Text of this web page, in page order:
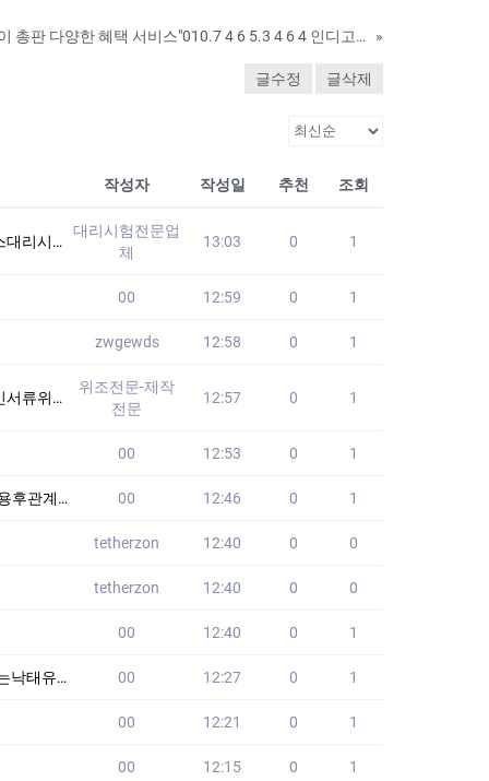
와일드게임 홀덤 바둑이 총판 다양한 혜택 서비스"010.7 4 6 5.3 4 6 4 인디고 "와일드홀덤게임 다양한 혜택 서비스"01O - 8179 - 5274 »
글수정 글삭제
작성자 작성일 추천 조회
니다!! 24시간
대리시험전문업
체
13:03 0 1
00 12:59 0 1
zwgewds 12:58 0 1
#추천서제작
위조전문-제작
전문
12:57 0 1
00 12:53 0 1
확인방법 00 12:46 0 1
tetherzon 12:40 0 0
tetherzon 12:40 0 0
00 12:40 0 1
구하기 00 12:27 0 1
00 12:21 0 1
00 12:15 0 1